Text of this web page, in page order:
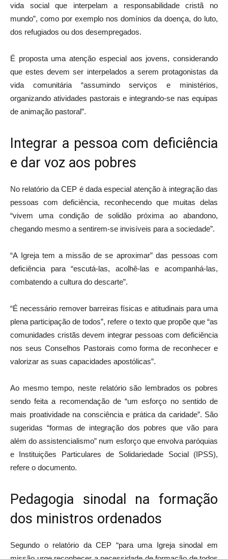
vida social que interpelam a responsabilidade cristã no
mundo”, como por exemplo nos domínios da doença, do luto,
dos refugiados ou dos desempregados.
É proposta uma atenção especial aos jovens, considerando
que estes devem ser interpelados a serem protagonistas da
vida comunitária “assumindo serviços e ministérios,
organizando atividades pastorais e integrando-se nas equipas
de animação pastoral”.
Integrar a pessoa com deficiência
e dar voz aos pobres
No relatório da CEP é dada especial atenção à integração das
pessoas com deficiência, reconhecendo que muitas delas
“vivem uma condição de solidão próxima ao abandono,
chegando mesmo a sentirem-se invisíveis para a sociedade”.
“A Igreja tem a missão de se aproximar” das pessoas com
deficiência para “escutá-las, acolhê-las e acompanhá-las,
combatendo a cultura do descarte”.
“É necessário remover barreiras físicas e atitudinais para uma
plena participação de todos”, refere o texto que propõe que “as
comunidades cristãs devem integrar pessoas com deficiência
nos seus Conselhos Pastorais como forma de reconhecer e
valorizar as suas capacidades apostólicas”.
Ao mesmo tempo, neste relatório são lembrados os pobres
sendo feita a recomendação de “um esforço no sentido de
mais proatividade na consciência e prática da caridade”. São
sugeridas “formas de integração dos pobres que vão para
além do assistencialismo” num esforço que envolva paróquias
e Instituições Particulares de Solidariedade Social (IPSS),
refere o documento.
Pedagogia sinodal na formação
dos ministros ordenados
Segundo o relatório da CEP “para uma Igreja sinodal em